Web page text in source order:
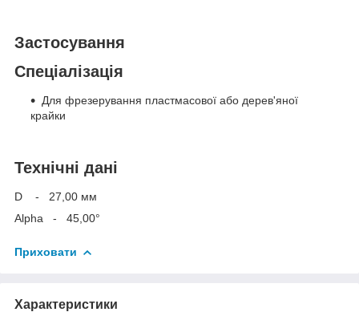
Застосування
Спеціалізація
Для фрезерування пластмасової або дерев'яної
крайки
Технічні дані
D - 27,00 мм
Alpha - 45,00°
Приховати
Характеристики